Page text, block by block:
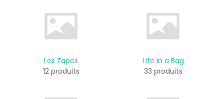
Les Zapos
12 produits
Life in a Bag
33 produits